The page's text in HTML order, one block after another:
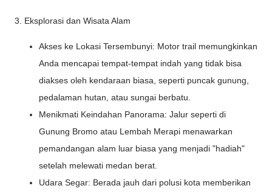
3. Eksplorasi dan Wisata Alam
Akses ke Lokasi Tersembunyi: Motor trail memungkinkan
Anda mencapai tempat-tempat indah yang tidak bisa
diakses oleh kendaraan biasa, seperti puncak gunung,
pedalaman hutan, atau sungai berbatu.
Menikmati Keindahan Panorama: Jalur seperti di
Gunung Bromo atau Lembah Merapi menawarkan
pemandangan alam luar biasa yang menjadi "hadiah"
setelah melewati medan berat.
Udara Segar: Berada jauh dari polusi kota memberikan